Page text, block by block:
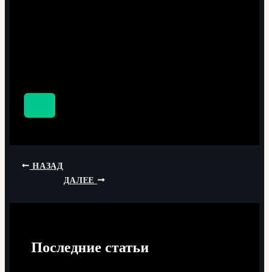
НАЗАД
ДАЛЕЕ
Последние статьи